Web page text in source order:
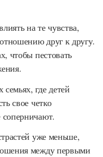
на те чувства,
друг к другу.
чтобы пестовать
где детей
свое четко
уже меньше,
между первыми